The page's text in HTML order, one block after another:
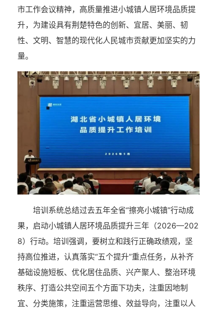
市工作会议精神，高质量推进小城镇人居环境品质提
升，为建设具有荆楚特色的创新、宜居、美丽、韧
性、文明、智慧的现代化人民城市贡献更加坚实的力
量。
培训系统总结过去五年全省“擦亮小城镇”行动成
果，启动小城镇人居环境品质提升三年（2026—202
8）行动。培训强调，要树立和践行正确政绩观，坚
持高位推进，认真落实“五个提升”重点任务，从补齐
基础设施短板、优化居住品质、兴产聚人、整治环境
秩序、打造公共空间五个方面下功夫，注重因地制
宜、分类施策，注重运营思维、效益导向，注重以人